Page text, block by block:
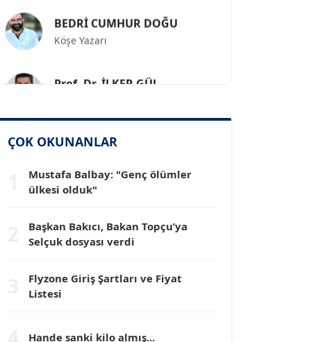
Köşe Yazarı
Köşe Yazarı
Köşe Yazarı
Dr. HAKAN TARTAN
Prof. Dr. YÜCEL OCAK
ÇOK OKUNANLAR
Mustafa Balbay: "Genç ölümler
ülkesi olduk"
Başkan Bakıcı, Bakan Topçu’ya
Selçuk dosyası verdi
Flyzone Giriş Şartları ve Fiyat
Listesi
Hande sanki kilo almış...